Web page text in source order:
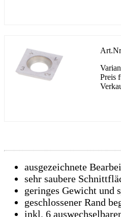
Preis
ausgezeichnete
sehr saubere
geringes Gewicht und
geschlossener Rand
inkl. 6